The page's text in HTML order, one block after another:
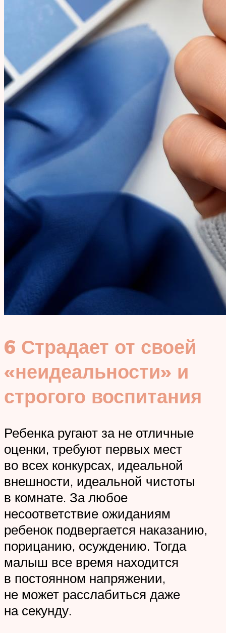
6 Страдает от своей
«неидеальности» и
строгого воспитания
Ребенка ругают за не отличные
оценки, требуют первых мест
во всех конкурсах, идеальной
внешности, идеальной чистоты
в комнате. За любое
несоответствие ожиданиям
ребенок подвергается наказанию,
порицанию, осуждению. Тогда
малыш все время находится
в постоянном напряжении,
не может расслабиться даже
на секунду.